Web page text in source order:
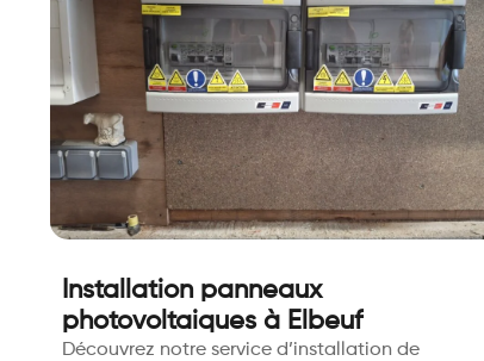
Installation panneaux
photovoltaiques à Elbeuf
Découvrez notre service d’installation de